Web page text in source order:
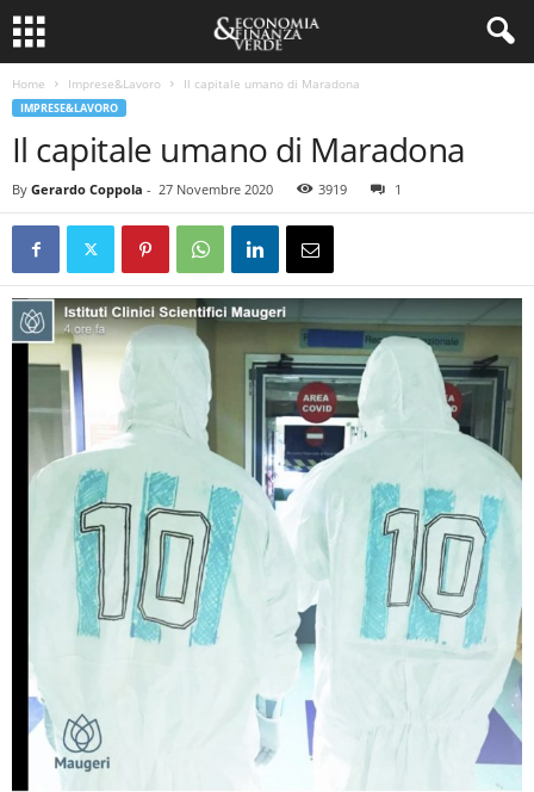
Home Imprese&Lavoro Il capitale umano di Maradona
IMPRESE&LAVORO
Il capitale umano di Maradona
By Gerardo Coppola - 27 Novembre 2020 3919 1